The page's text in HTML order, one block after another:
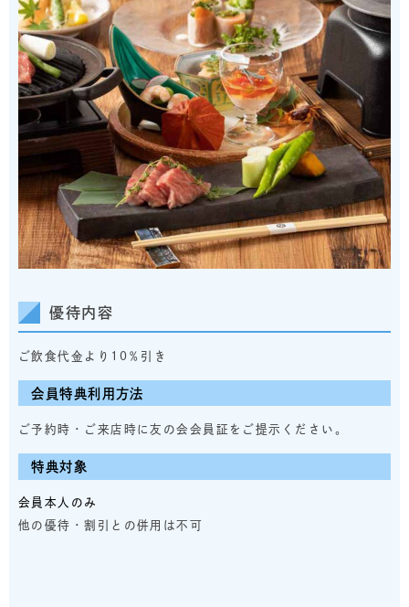
優待内容
ご飲食代金より10％引き
会員特典利用方法
ご予約時・ご来店時に友の会会員証をご提示ください。
特典対象
会員本人のみ
他の優待・割引との併用は不可